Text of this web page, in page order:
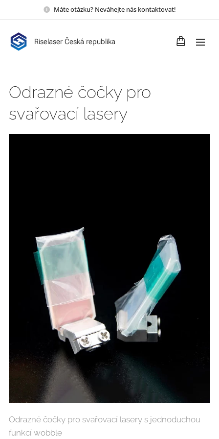
Máte otázku? Neváhejte nás kontaktovat!
Riselaser Česká republika
Odrazné čočky pro
svařovací lasery
Odrazné čočky pro svařovací lasery s jednoduchou
funkcí wobble